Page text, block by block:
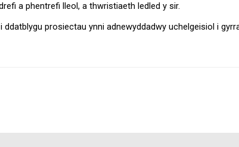
a phentrefi lleol, a thwristiaeth ledled y sir.
prosiectau ynni adnewyddadwy uchelgeisiol i